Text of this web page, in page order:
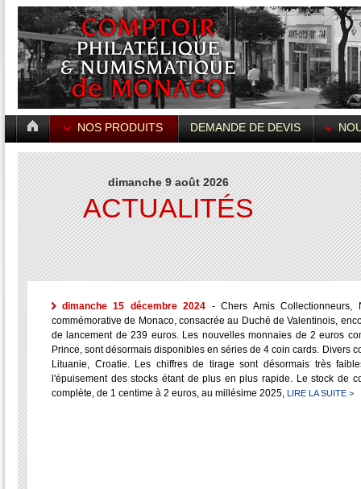
NOS PRODUITS DEMANDE DE DEVIS
dimanche 9 août 2026
ACTUALITÉS
dimanche 15 décembre 2024 - Chers Amis
commémorative de Monaco, consacrée au Duché de Valentinois,
de lancement de 239 euros. Les nouvelles monnaies de 2 euros
Prince, sont désormais disponibles en séries de 4 coin cards. Divers
Lituanie, Croatie. Les chiffres de tirage sont désormais très
l'épuisement des stocks étant de plus en plus rapide. Le stock de
complète, de 1 centime à 2 euros, au millésime 2025, LIRE LA SUITE >